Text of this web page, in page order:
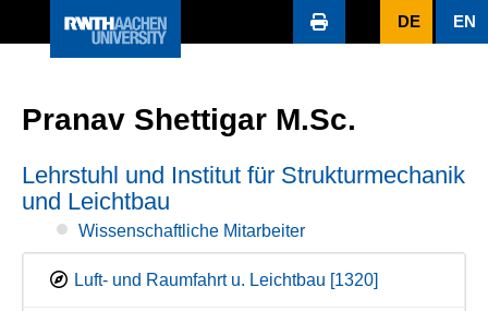
DE EN
Pranav Shettigar M.Sc.
Lehrstuhl und Institut für Strukturmechanik
und Leichtbau
Wissenschaftliche Mitarbeiter
Luft- und Raumfahrt u. Leichtbau [1320]